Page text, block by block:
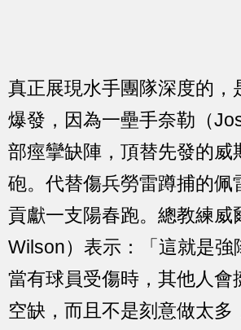
真正展現水手團隊深度的，
爆發，因為一壘手奈勒（
部痙攣缺陣，頂替先發的威
砲。代替傷兵勞雷蹲捕的佩
貢獻一支陽春跑。總教練威
Wilson）表示：「這就是強
當有球員受傷時，其他人會
空缺，而且不是刻意做太多